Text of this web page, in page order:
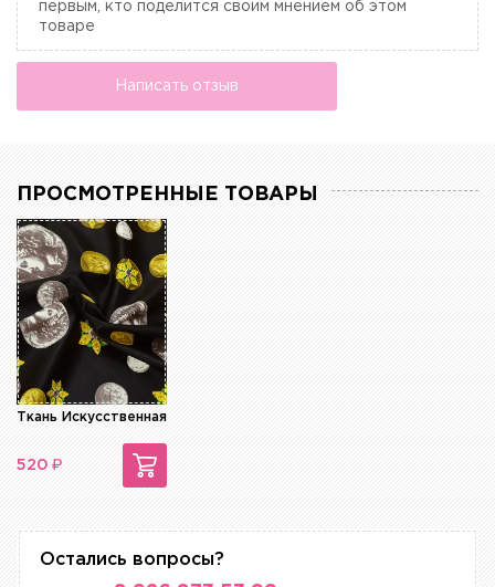
первым, кто поделится своим мнением об этом
товаре
Написать отзыв
ПРОСМОТРЕННЫЕ ТОВАРЫ
Ткань Искусственная Кожа
520 ₽
Остались вопросы?